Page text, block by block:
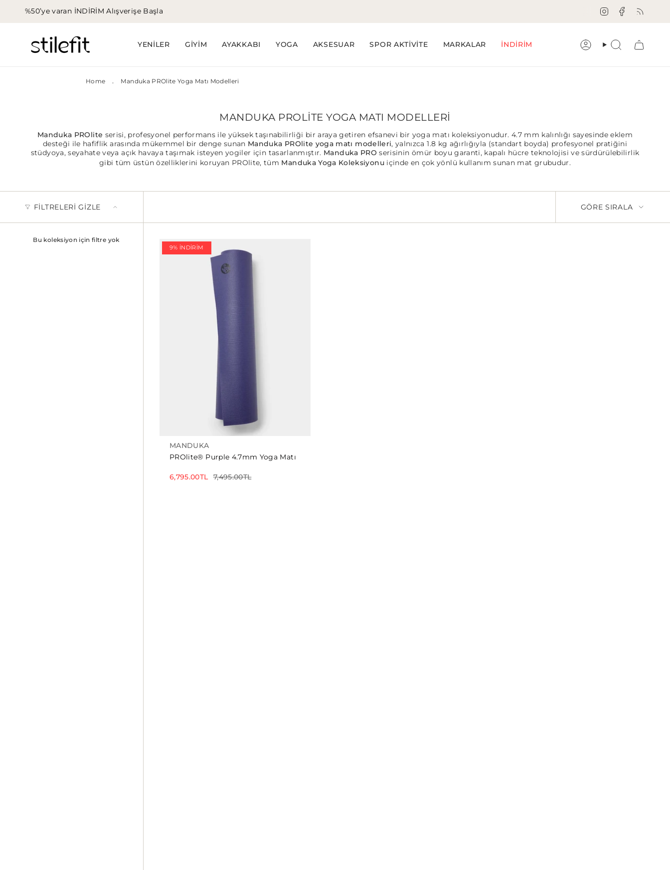
%50’ye varan İNDİRİMAlışverişe Başla InstagramFacebook
YENİLER GİYİM AYAKKABI YOGA AKSESUAR SPOR AKTİVİTE MARKALAR İNDİRİM HesapAramak
Home . Manduka PROlite Yoga Matı Modelleri
MANDUKA PROLITE YOGA MATI MODELLERI
Manduka PROlite serisi, profesyonel performans ile yüksek taşınabilirliği bir araya getiren efsanevi bir yoga matı koleksiyonudur. 4.7 mm kalınlığı sayesinde eklem
desteği ile hafiflik arasında mükemmel bir denge sunan Manduka PROlite yoga matı modelleri, yalnızca 1.8 kg ağırlığıyla (standart boyda) profesyonel pratiğini
stüdyoya, seyahate veya açık havaya taşımak isteyen yogiler için tasarlanmıştır. Manduka PRO serisinin ömür boyu garanti, kapalı hücre teknolojisi ve sürdürülebilirlik
gibi tüm üstün özelliklerini koruyan PROlite, tüm Manduka Yoga Koleksiyonuiçinde en çok yönlü kullanım sunan mat grubudur.
FILTRELERI GIZLE
GÖRE
SIRALA
GÖRE SIRALA
Bu koleksiyon için filtre yok
9% İNDIRIM
MANDUKA
PROlite® Purple 4.7mm Yoga Matı
6,795.00TL 7,495.00TL